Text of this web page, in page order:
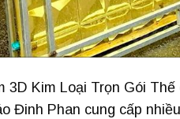
3D Kim Loại Trọn Gói
Đinh Phan cung cấp